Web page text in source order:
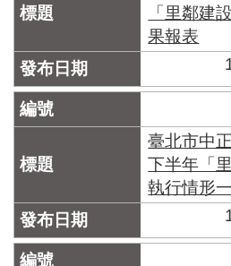
「里鄰建
果報表
臺北市中
下半年「
執行情形